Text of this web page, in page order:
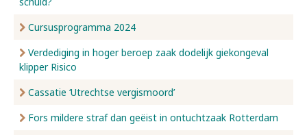
Cursusprogramma 2024
Verdediging in hoger beroep zaak dodelijk giekongeval
klipper Risico
Cassatie ‘Utrechtse vergismoord’
Fors mildere straf dan geëist in ontuchtzaak Rotterdam